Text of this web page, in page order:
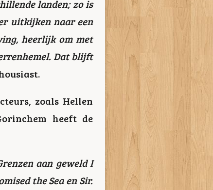
landen; zo is
uitkijken naar een
heerlijk om met
Dat blijft
zoals Hellen
heeft de
aan geweld I
the Sea en Sir.